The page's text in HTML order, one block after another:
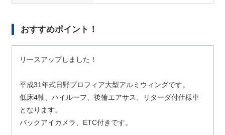
おすすめポイント！
リースアップしました！
平成31年式日野プロフィア大型アルミウィングです。
低床4軸、ハイルーフ、後輪エアサス、リターダ付仕様車
となります。
バックアイカメラ、ETC付きです。